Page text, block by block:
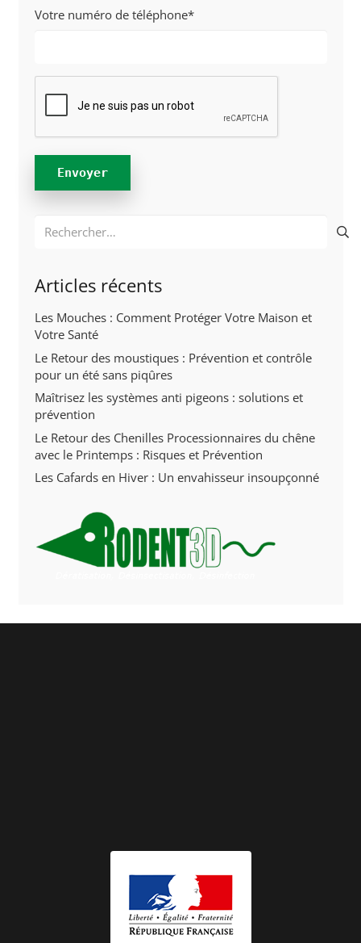
Votre numéro de téléphone*
Rechercher :
Articles récents
Les Mouches : Comment Protéger Votre Maison et
Votre Santé
Le Retour des moustiques : Prévention et contrôle
pour un été sans piqûres
Maîtrisez les systèmes anti pigeons : solutions et
prévention
Le Retour des Chenilles Processionnaires du chêne
avec le Printemps : Risques et Prévention
Les Cafards en Hiver : Un envahisseur insoupçonné